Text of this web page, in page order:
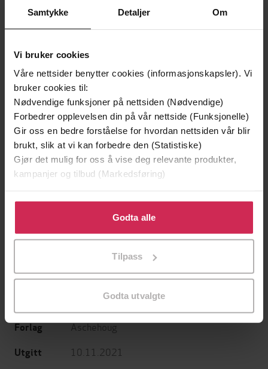
Samtykke Detaljer Om
Vi bruker cookies
Våre nettsider benytter cookies (informasjonskapsler). Vi
bruker cookies til:
Nødvendige funksjoner på nettsiden (Nødvendige)
Forbedrer opplevelsen din på vår nettside (Funksjonelle)
Gir oss en bedre forståelse for hvordan nettsiden vår blir
brukt, slik at vi kan forbedre den (Statistiske)
Gjør det mulig for oss å vise deg relevante produkter,
kampanjer og tilbud (Markedsføring)
Klikk på «Godta alle» for å gi oss ditt samtykke til å
bruke cookies for alle disse formålene. Du kan også
tilpasse ditt samtykke til spesifikke formål ved å klikke
Godta alle
Tilpass
Godta utvalgte
299,-
Minnesota
399,-
beretninger fra politiets beredskapstropp
(innleser)
Forlag Aschehoug
Utgitt 10.11.2021